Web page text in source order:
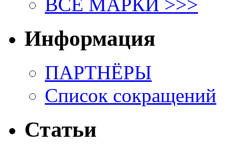
ВСЕ МАРКИ >>>
Информация
ПАРТНЁРЫ
Список сокращений
Статьи